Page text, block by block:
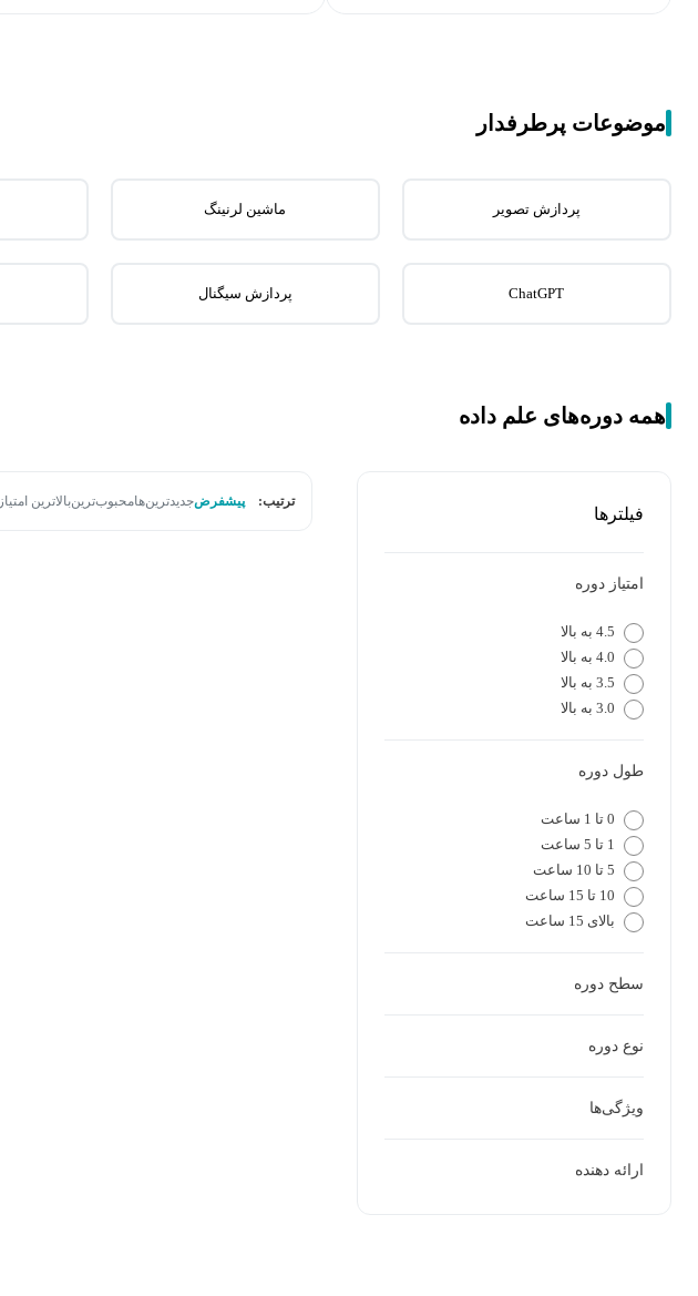
موضوعات پرطرفدار
پردازش تصویر ماشین لرنینگ
ChatGPT پردازش سیگنال
همه دوره‌های علم داده
فیلترها
امتیاز دوره
4.5 به بالا
4.0 به بالا
3.5 به بالا
3.0 به بالا
طول دوره
0 تا 1 ساعت
1 تا 5 ساعت
5 تا 10 ساعت
10 تا 15 ساعت
بالای 15 ساعت
سطح دوره
نوع دوره
ویژگی‌ها
ارائه دهنده
ترتیب: پیشفرضجدیدترین‌هامحبوب‌ترینبالاترین امتیاز